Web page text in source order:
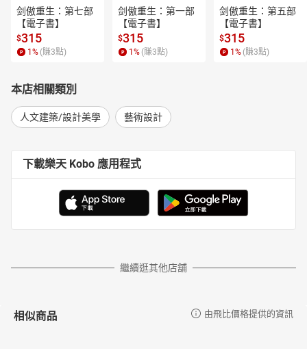
剑傲重生：第七部
【電子書】
$315
1 % (賺3點)
剑傲重生：第一部
【電子書】
$315
1 % (賺3點)
剑傲重生：第五部
【電子書】
$315
1 % (賺3點)
本店相關類別
人文建築/設計美學 藝術設計
下載樂天 Kobo 應用程式
繼續逛其他店舖
相似商品 由飛比價格提供的資訊